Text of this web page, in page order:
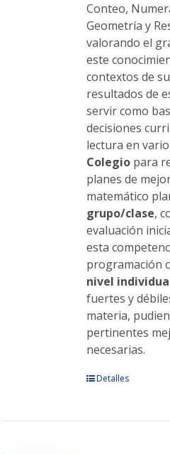
Conteo,
Geometría y
valorando el
este
contextos de
resultados de
servir como
decisiones
lectura en
Colegiopara
planes de
matemático
grupo/clase,
evaluación
esta
programación
nivel
fuertes y
materia,
pertinentes
necesarias.
EsteDetalles